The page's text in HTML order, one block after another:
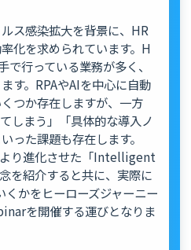
ス感染拡大を背景に、HR
化を求められています。H
行っている業務が多く、
す。RPAやAIを中心に自動
つか存在しますが、一方
しまう」「具体的な導入ノ
った課題も存在します。
より進化させた「Intelligent
を紹介すると共に、実際に
かをヒーローズジャーニー
を開催する運びとなりま